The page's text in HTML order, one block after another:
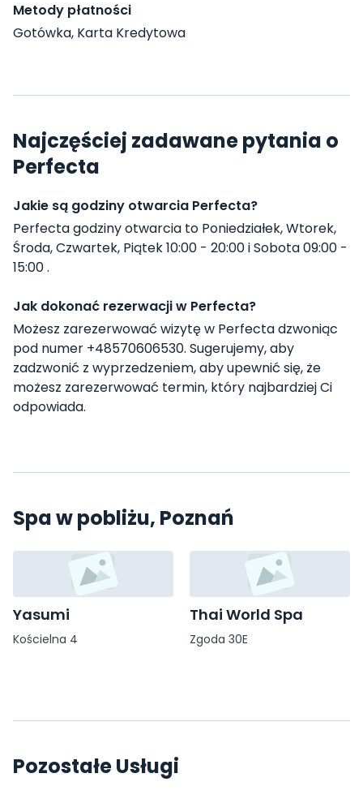
Metody płatności
Gotówka, Karta Kredytowa
Najczęściej zadawane pytania o
Perfecta
Jakie są godziny otwarcia Perfecta?
Perfecta godziny otwarcia to Poniedziałek, Wtorek,
Środa, Czwartek, Piątek 10:00 - 20:00 i Sobota 09:00 -
15:00 .
Jak dokonać rezerwacji w Perfecta?
Możesz zarezerwować wizytę w Perfecta dzwoniąc
pod numer +48570606530. Sugerujemy, aby
zadzwonić z wyprzedzeniem, aby upewnić się, że
możesz zarezerwować termin, który najbardziej Ci
odpowiada.
Spa w pobliżu, Poznań
Yasumi
Kościelna 4
Thai World Spa
Zgoda 30E
Pozostałe Usługi